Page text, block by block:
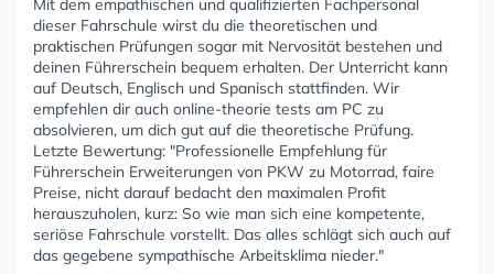
Mit dem empathischen und qualifizierten Fachpersonal
dieser Fahrschule wirst du die theoretischen und
praktischen Prüfungen sogar mit Nervosität bestehen und
deinen Führerschein bequem erhalten. Der Unterricht kann
auf Deutsch, Englisch und Spanisch stattfinden. Wir
empfehlen dir auch online-theorie tests am PC zu
absolvieren, um dich gut auf die theoretische Prüfung.
Letzte Bewertung: "Professionelle Empfehlung für
Führerschein Erweiterungen von PKW zu Motorrad, faire
Preise, nicht darauf bedacht den maximalen Profit
herauszuholen, kurz: So wie man sich eine kompetente,
seriöse Fahrschule vorstellt. Das alles schlägt sich auch auf
das gegebene sympathische Arbeitsklima nieder."